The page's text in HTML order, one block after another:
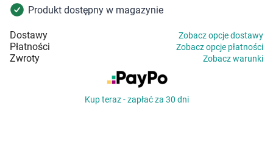
Zdrowy styl życia
Zabawki
Produkt dostępny w magazynie
Dostawy Zobacz opcje dostawy
Płatności Zobacz opcje płatności
Zwroty Zobacz warunki
Kup teraz - zapłać za 30 dni